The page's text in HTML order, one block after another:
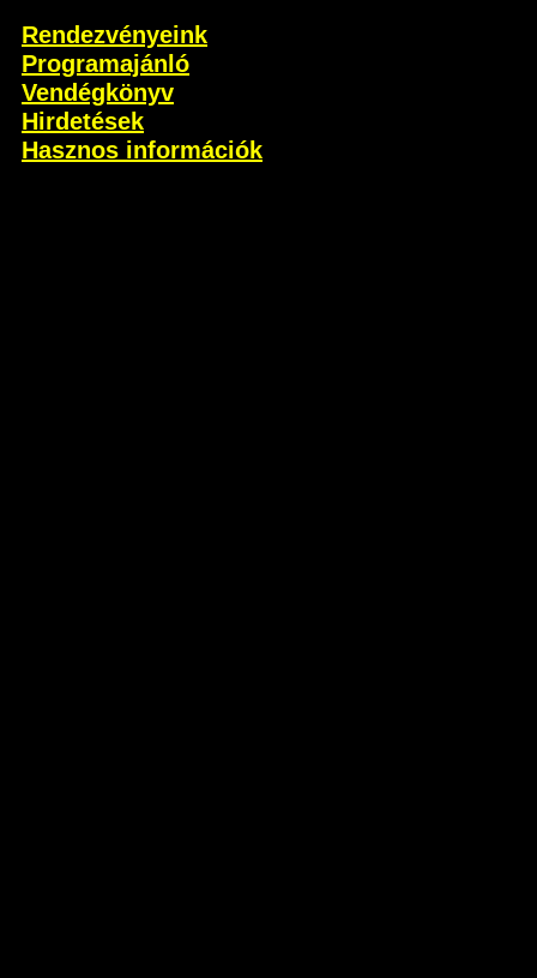
Rendezvényeink
Programajánló
Vendégkönyv
Hirdetések
Hasznos információk